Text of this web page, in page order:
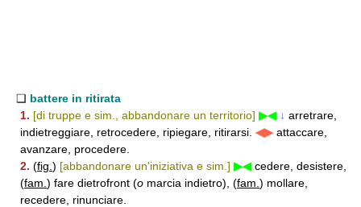
❑ battere in ritirata
1. [di truppe e sim., abbandonare un territorio] ▶◀ ↓ arretrare,
indietreggiare, retrocedere, ripiegare, ritirarsi. ◀▶attaccare,
avanzare, procedere.
2. (fig. ) [abbandonare un'iniziativa e sim.] ▶◀cedere, desistere,
(fam. ) fare dietrofront (o marcia indietro), (fam. ) mollare,
recedere, rinunciare.